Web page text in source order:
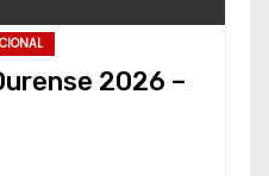
2026 –